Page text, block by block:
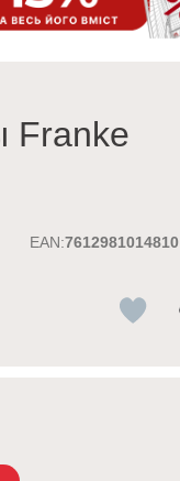
Franke
EAN:7612981014810